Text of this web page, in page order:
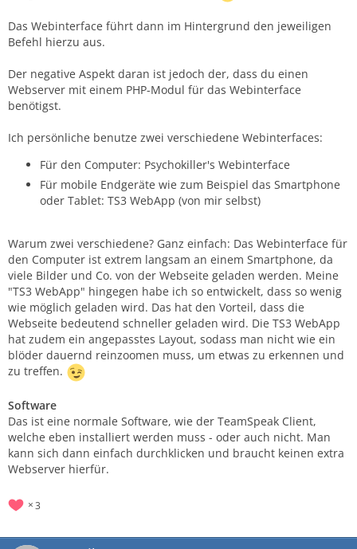
error id=0 msg=ok
Das Webinterface führt dann im Hintergrund den jeweiligen
Befehl hierzu aus.
Der negative Aspekt daran ist jedoch der, dass du einen
Webserver mit einem PHP-Modul für das Webinterface
benötigst.
Ich persönliche benutze zwei verschiedene Webinterfaces:
Für den Computer: Psychokiller's Webinterface
Für mobile Endgeräte wie zum Beispiel das Smartphone
oder Tablet: TS3 WebApp (von mir selbst)
Warum zwei verschiedene? Ganz einfach: Das Webinterface für
den Computer ist extrem langsam an einem Smartphone, da
viele Bilder und Co. von der Webseite geladen werden. Meine
"TS3 WebApp" hingegen habe ich so entwickelt, dass so wenig
wie möglich geladen wird. Das hat den Vorteil, dass die
Webseite bedeutend schneller geladen wird. Die TS3 WebApp
hat zudem ein angepasstes Layout, sodass man nicht wie ein
blöder dauernd reinzoomen muss, um etwas zu erkennen und
zu treffen.
Software
Das ist eine normale Software, wie der TeamSpeak Client,
welche eben installiert werden muss - oder auch nicht. Man
kann sich dann einfach durchklicken und braucht keinen extra
Webserver hierfür.
3